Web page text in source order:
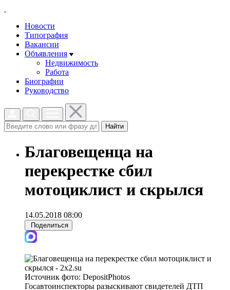
Новости
Типография
Вакансии
Объявления
Недвижимость
Работа
Биографии
Руководство
Найти
Благовещенца на
перекрестке сбил
мотоциклист и скрылся
14.05.2018 08:00
Поделиться
Источник фото: DepositPhotos
Госавтоинспекторы разыскивают свидетелей ДТП